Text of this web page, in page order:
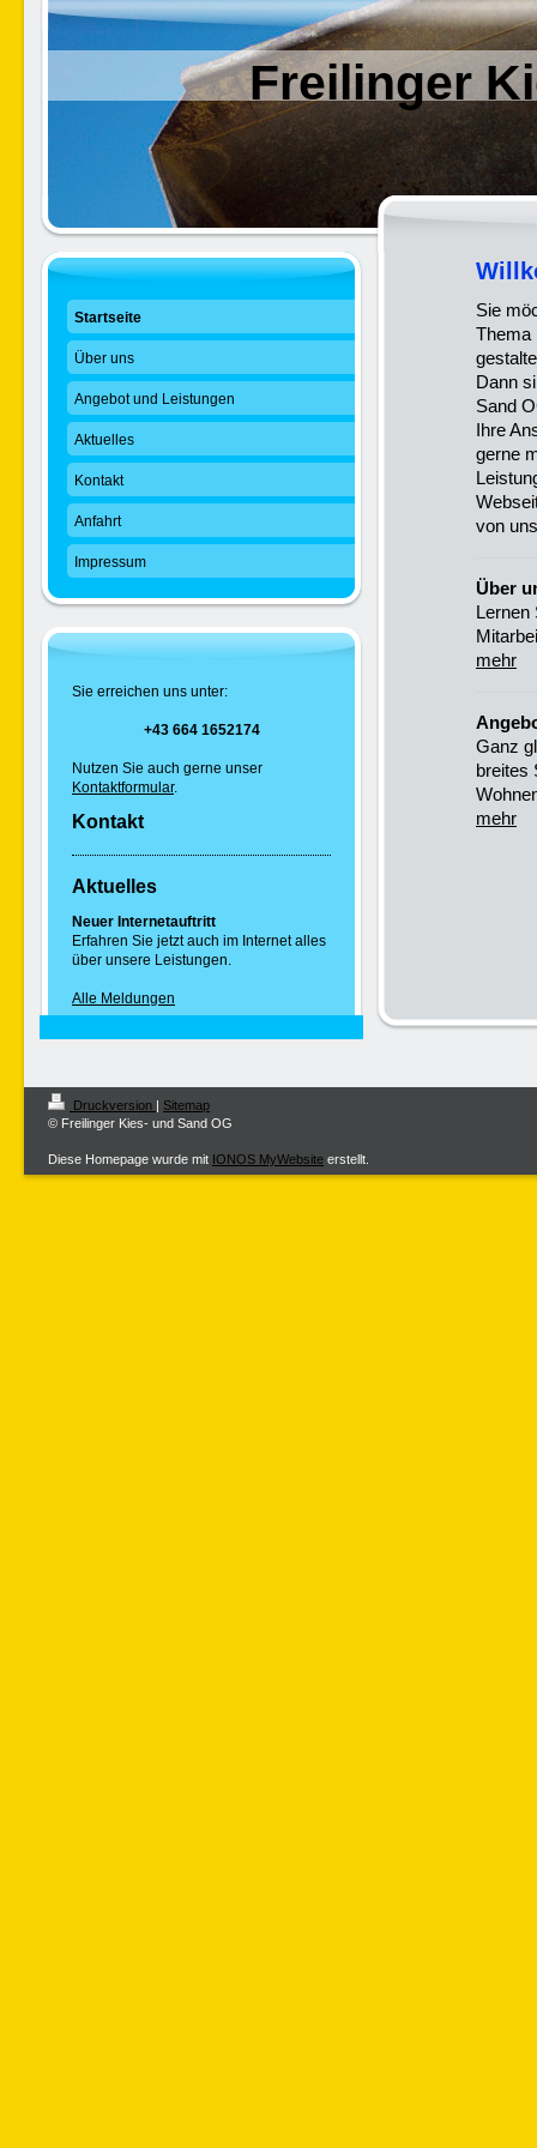
Freilinger
Sie
Thema
Dann
Sand
Ihre
gerne
von
Über
Lernen
mehr
Ganz
breites
mehr
Startseite
Über uns
Angebot und Leistungen
Aktuelles
Kontakt
Anfahrt
Impressum
Sie erreichen uns unter:
+43 664 1652174
Nutzen Sie auch gerne unser
Kontaktformular.
Kontakt
Aktuelles
Neuer Internetauftritt
Erfahren Sie jetzt auch im Internet alles
über unsere Leistungen.
Alle Meldungen
Druckversion | Sitemap
© Freilinger Kies- und Sand OG
Diese Homepage wurde mit IONOS MyWebsite erstellt.